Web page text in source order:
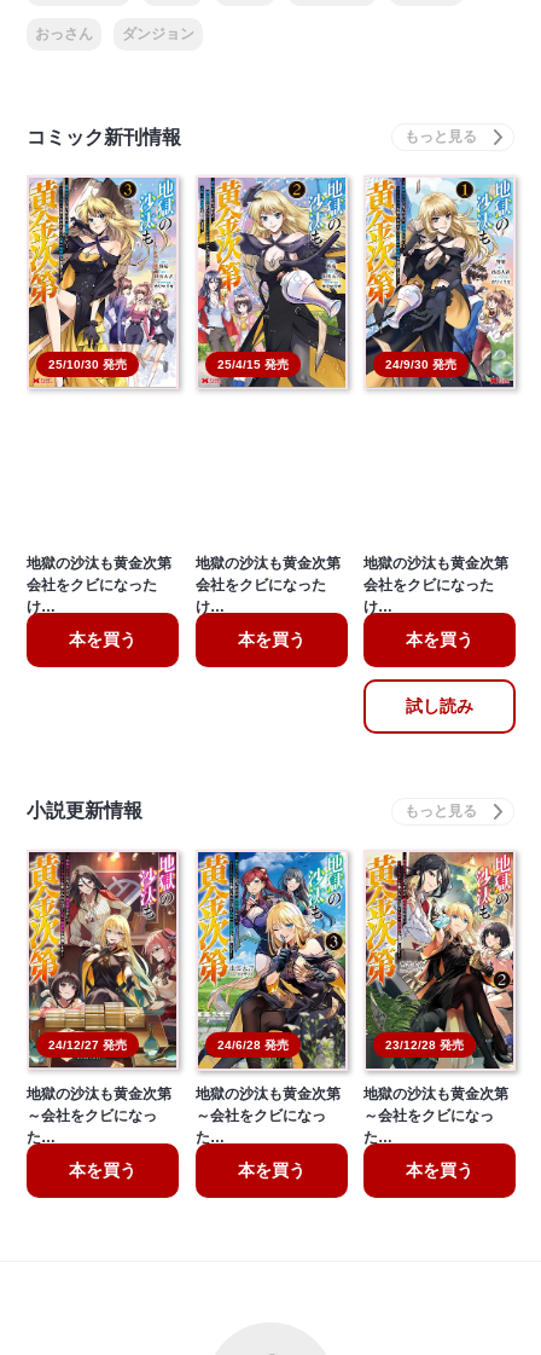
おっさん ダンジョン
コミック新刊情報
25/10/30 発売
地獄の沙汰も黄金次第
会社をクビになった
け…
本を買う
25/4/15 発売
地獄の沙汰も黄金次第
会社をクビになった
け…
本を買う
24/9/30 発売
地獄の沙汰も黄金次第
会社をクビになった
け…
本を買う
試し読み
小説更新情報
24/12/27 発売
地獄の沙汰も黄金次第
～会社をクビになっ
た…
本を買う
24/6/28 発売
地獄の沙汰も黄金次第
～会社をクビになっ
た…
本を買う
23/12/28 発売
地獄の沙汰も黄金次第
～会社をクビになっ
た…
本を買う